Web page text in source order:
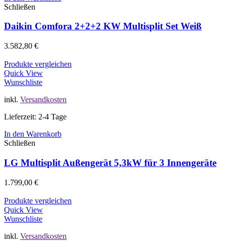
Schließen
Daikin Comfora 2+2+2 KW Multisplit Set Weiß
3.582,80 €
Produkte vergleichen
Quick View
Wunschliste
inkl. Versandkosten
Lieferzeit: 2-4 Tage
In den Warenkorb
Schließen
LG Multisplit Außengerät 5,3kW für 3 Innengeräte
1.799,00 €
Produkte vergleichen
Quick View
Wunschliste
inkl. Versandkosten